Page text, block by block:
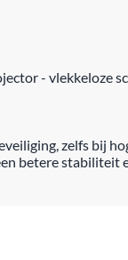
- vlekkeloze
zelfs bij
betere stabiliteit